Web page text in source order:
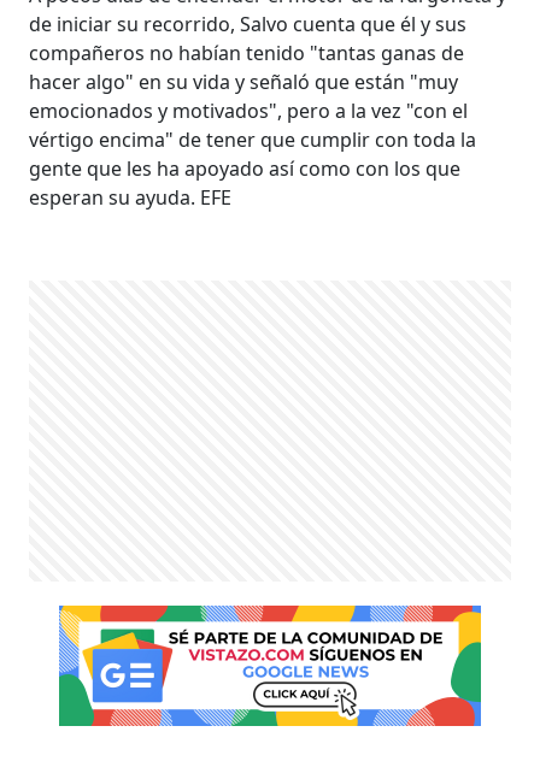
de iniciar su recorrido, Salvo cuenta que él y sus
compañeros no habían tenido "tantas ganas de
hacer algo" en su vida y señaló que están "muy
emocionados y motivados", pero a la vez "con el
vértigo encima" de tener que cumplir con toda la
gente que les ha apoyado así como con los que
esperan su ayuda. EFE